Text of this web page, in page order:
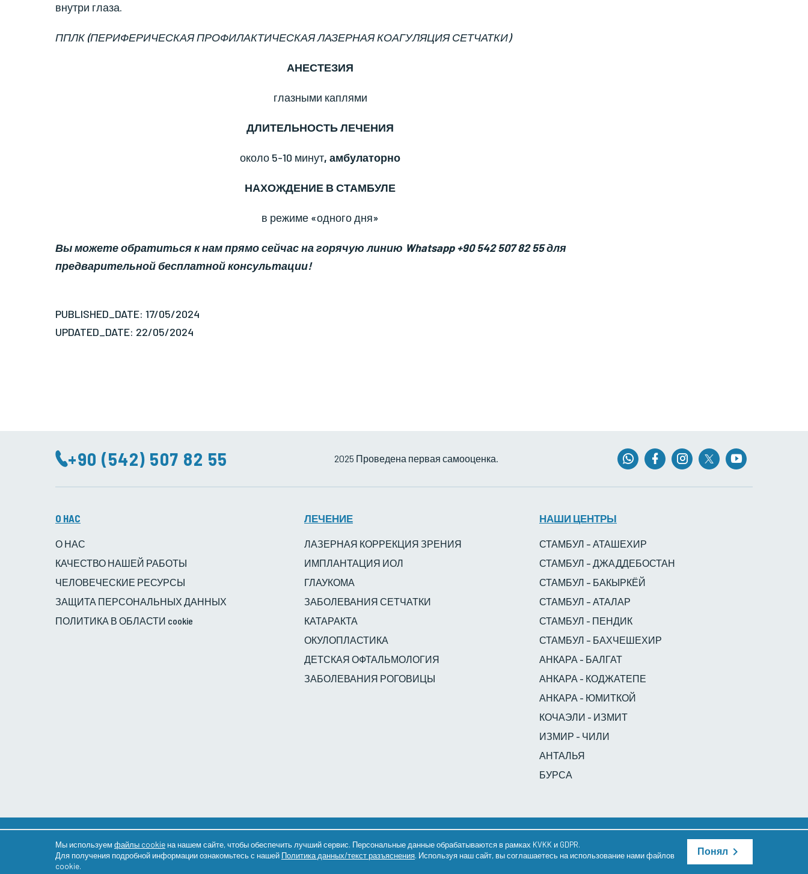
внутри глаза.
ППЛК (ПЕРИФЕРИЧЕСКАЯ ПРОФИЛАКТИЧЕСКАЯ ЛАЗЕРНАЯ КОАГУЛЯЦИЯ СЕТЧАТКИ)
АНЕСТЕЗИЯ
глазными каплями
ДЛИТЕЛЬНОСТЬ ЛЕЧЕНИЯ
около 5-10 минут, амбулаторно
НАХОЖДЕНИЕ В СТАМБУЛЕ
в режиме «одного дня»
Вы можете обратиться к нам прямо сейчас на горячую линию Whatsapp +90 542 507 82 55 для
предварительной бесплатной консультации!
PUBLISHED_DATE: 17/05/2024
UPDATED_DATE: 22/05/2024
+90 (542) 507 82 55 2025 Проведена первая самооценка.
O HAC
О НАС
КАЧЕСТВО НАШЕЙ РАБОТЫ
ЧЕЛОВЕЧЕСКИЕ РЕСУРСЫ
ЗАЩИТА ПЕРСОНАЛЬНЫХ ДАННЫХ
ПОЛИТИКА В ОБЛАСТИ cookie
ЛЕЧЕНИЕ
ЛАЗЕРНАЯ КОРРЕКЦИЯ ЗРЕНИЯ
ИМПЛАНТАЦИЯ ИОЛ
ГЛАУКОМА
ЗАБОЛЕВАНИЯ СЕТЧАТКИ
КАТАРАКТА
ОКУЛОПЛАСТИКА
ДЕТСКАЯ ОФТАЛЬМОЛОГИЯ
ЗАБОЛЕВАНИЯ РОГОВИЦЫ
НАШИ ЦЕНТРЫ
СТАМБУЛ – АТАШЕХИР
СТАМБУЛ – ДЖАДДЕБОСТАН
СТАМБУЛ – БАКЫРКЁЙ
СТАМБУЛ – АТАЛАР
СТАМБУЛ - ПЕНДИК
СТАМБУЛ – БАХЧЕШЕХИР
АНКАРА - БАЛГАТ
АНКАРА - КОДЖАТЕПЕ
АНКАРА - ЮМИТКОЙ
КОЧАЭЛИ - ИЗМИТ
ИЗМИР - ЧИЛИ
АНТАЛЬЯ
БУРСА
Copyright ©Группа Veni Vidi Eye20.07.2026. Все права защищены. Для связи:kurumsaliletisim@venividigoz.com
Мы используем файлы cookie на нашем сайте, чтобы обеспечить лучший сервис. Персональные данные обрабатываются в рамках KVKK и GDPR.
Для получения подробной информации ознакомьтесь с нашей Политика данных/текст разъяснения. Используя наш сайт, вы соглашаетесь на использование нами файлов
cookie.
Понял